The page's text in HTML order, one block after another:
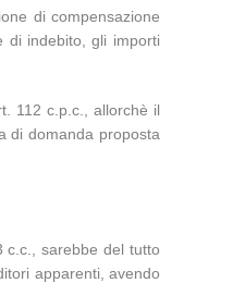
di compensazione
di indebito, gli importi
112 c.p.c., allorchè il
di domanda proposta
c.c., sarebbe del tutto
apparenti, avendo